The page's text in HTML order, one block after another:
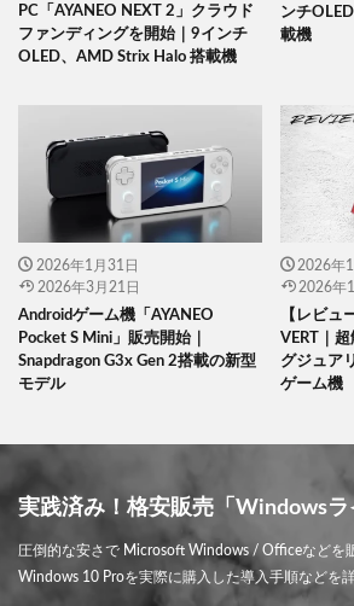
PC「AYANEO NEXT 2」クラウド
ファンディングを開始｜9インチ
OLED、AMD Strix Halo 搭載機
ンチ
載機
2026年1月31日
2026年3月21日
Androidゲーム機「AYANEO
Pocket S Mini」販売開始｜
Snapdragon G3x Gen 2搭載の新型
モデル
2026年
2026年
【レビュ
VERT｜
グジュア
ゲーム機
実践済み！格安販売「Windowsラ
圧倒的な安さで Microsoft Windows / Officeなどを
Windows 10 Proを実際に購入した導入手順などを